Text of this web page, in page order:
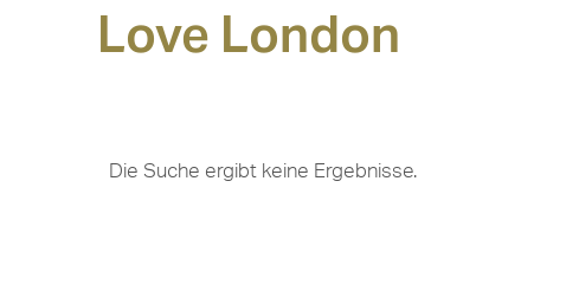
Love London
Die Suche ergibt keine Ergebnisse.